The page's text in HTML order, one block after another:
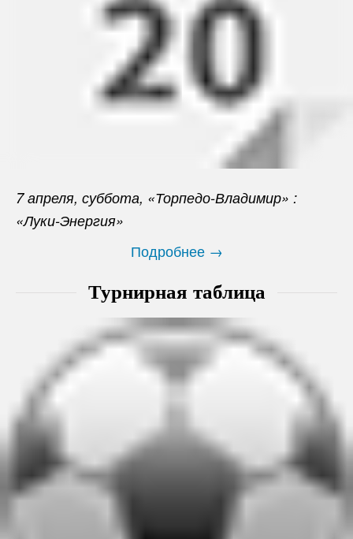
7 апреля, суббота, «Торпедо-Владимир» :
«Луки-Энергия»
Подробнее →
Турнирная таблица